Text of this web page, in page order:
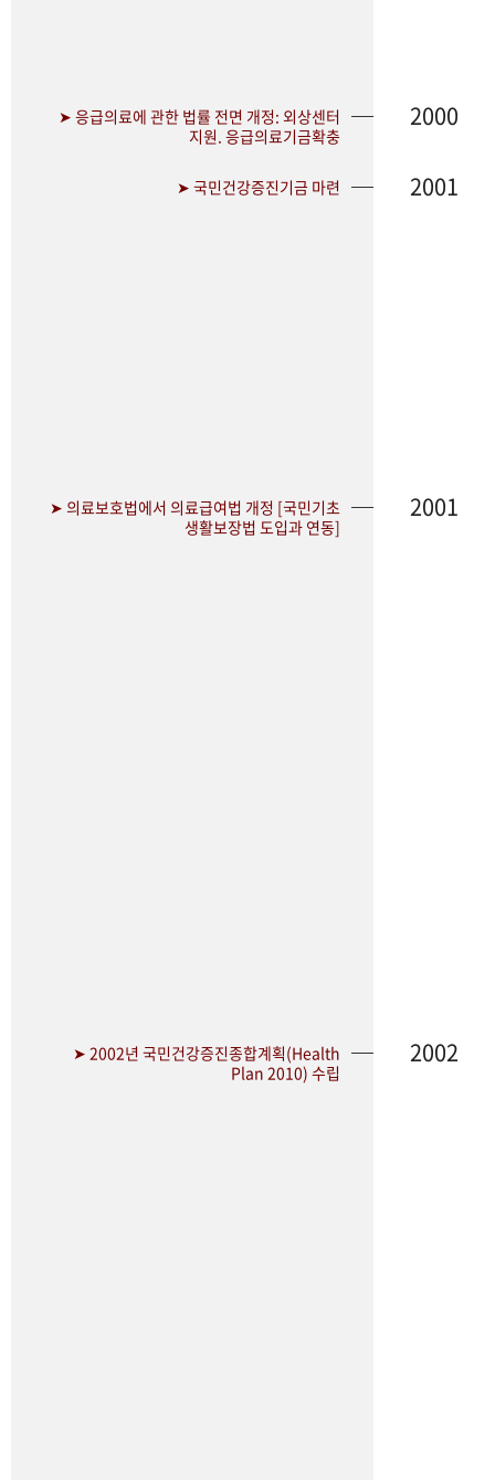
➤ 응급의료에 관한 법률 전면 개정: 외상센터
지원. 응급의료기금확충
2000
➤ 국민건강증진기금 마련 2001
➤ 의료보호법에서 의료급여법 개정 [국민기초
생활보장법 도입과 연동]
2001
➤ 2002년 국민건강증진종합계획(Health
Plan 2010) 수립
2002